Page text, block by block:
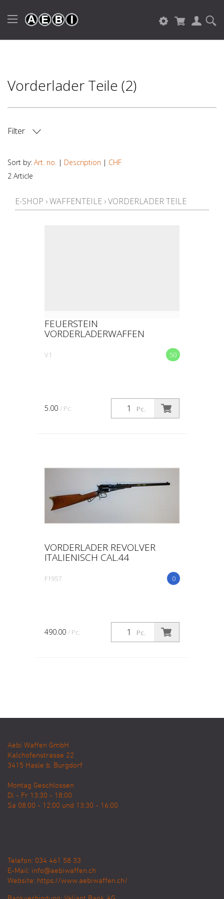
Vorderlader Teile (2)
Filter
Sort by: Art. no. | Description | CHF
2 Article
E-SHOP ›WAFFENTEILE ›VORDERLADER TEILE
FEUERSTEIN
VORDERLADERWAFFEN
50
V1
Pc.
5.00 / Pc.
VORDERLADER REVOLVER
ITALIENISCH CAL.44
0
F1957
Pc.
490.00 / Pc.
Aebi Waffen GmbH
Kalchofenstrasse 22
3415 Hasle b. Burgdorf
Montag Geschlossen
Di - Fr 13:30 - 18:00
Sa 08:00 - 12:00 und 13:30 - 16:00
Telefon: 034 461 58 33
E-Mail: info@aebiwaffen.ch
Website: https://www.aebiwaffen.ch/